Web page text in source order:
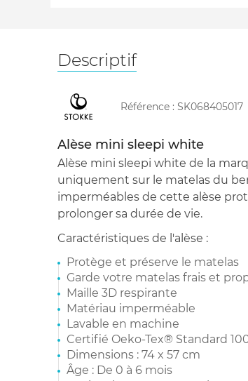
Descriptif
Référence : SK068405017
Alèse mini sleepi white
Alèse mini sleepi white de la
uniquement sur le matelas du
imperméables de cette alèse
prolonger sa durée de vie.
Caractéristiques de l'alèse :
Protège et préserve le matelas
Garde votre matelas frais et
Maille 3D respirante
Matériau imperméable
Lavable en machine
Certifié Oeko-Tex® Standard
Dimensions : 74 x 57 cm
Âge : De 0 à 6 mois